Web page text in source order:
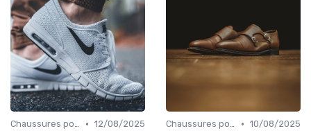
Chaussures pour Conditions Spécifiques • 12/08/2025
Chaussures pour Conditions Spécifiques • 10/08/2025